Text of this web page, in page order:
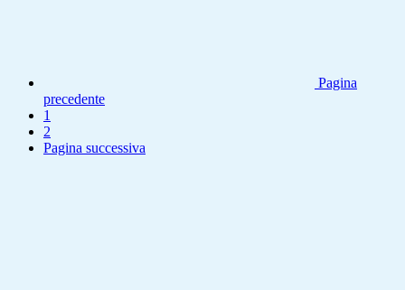
Pagina
precedente
1
2
Pagina successiva